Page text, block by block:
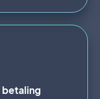
betaling